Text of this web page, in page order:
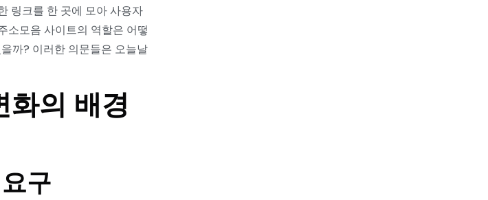
링크를 한 곳에 모아 사용자
소모음 사이트의 역할은 어떻
까? 이러한 의문들은 오늘날
화의 배경
구